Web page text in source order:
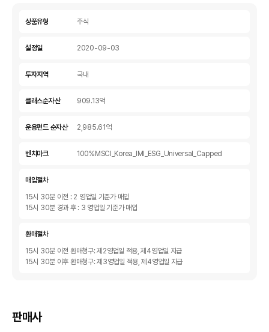
상품유형 주식
설정일 2020-09-03
투자지역 국내
클래스순자산 909.13억
운용펀드 순자산 2,985.61억
벤치마크 100%MSCI_Korea_IMI_ESG_Universal_Capped
매입절차
15시 30분 이전 : 2 영업일 기준가 매입
15시 30분 경과 후 : 3 영업일 기준가 매입
환매절차
15시 30분 이전 환매청구: 제2영업일 적용, 제4영업일 지급
15시 30분 이후 환매청구: 제3영업일 적용, 제4영업일 지급
판매사